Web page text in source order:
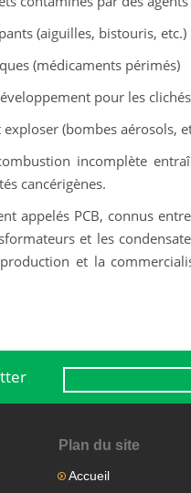
(aiguilles, bistouris, etc.)
(médicaments périmés)
pour les
(bombes aérosols,
incomplète
cancérigènes.
appelés PCB, connus
et les
et la
Plan du site
Accueil